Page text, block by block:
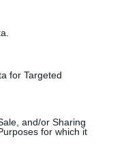
for Targeted
and/or Sharing
for which it
mio servizio a
e che hanno